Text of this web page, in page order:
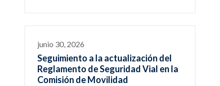
junio 30, 2026
Seguimiento a la actualización del
Reglamento de Seguridad Vial en la
Comisión de Movilidad